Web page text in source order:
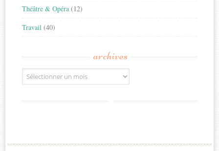
Théâtre & Opéra (12)
Travail (40)
archives
Archives